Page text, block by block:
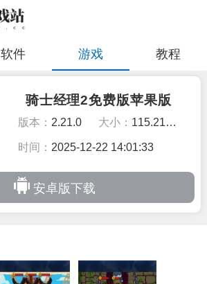
软件 游戏 教程
骑士经理2免费版苹果版
版本： 2.21.0 大小： 115.21MB
时间： 2025-12-22 14:01:33
安卓版下载